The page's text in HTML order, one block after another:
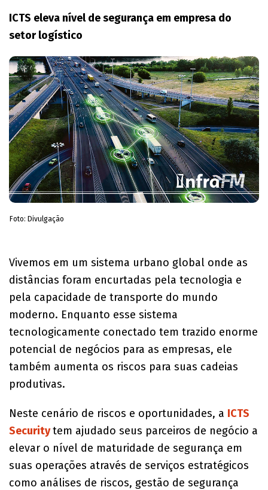
ICTS eleva nível de segurança em empresa do
setor logístico
Foto: Divulgação
Vivemos em um sistema urbano global onde as
distâncias foram encurtadas pela tecnologia e
pela capacidade de transporte do mundo
moderno. Enquanto esse sistema
tecnologicamente conectado tem trazido enorme
potencial de negócios para as empresas, ele
também aumenta os riscos para suas cadeias
produtivas.
Neste cenário de riscos e oportunidades, a ICTS
Securitytem ajudado seus parceiros de negócio a
elevar o nível de maturidade de segurança em
suas operações através de serviços estratégicos
como análises de riscos, gestão de segurança